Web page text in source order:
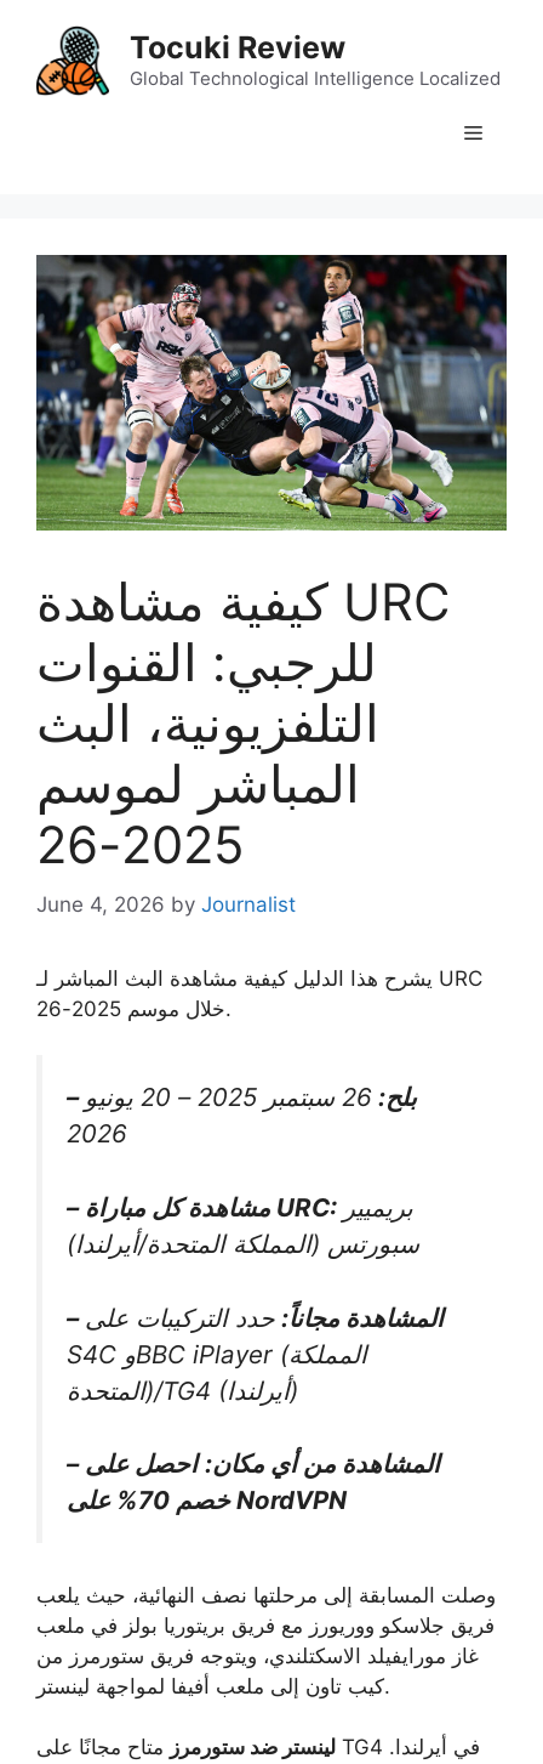
content
Tocuki Review
Global Technological Intelligence Localized
Menu
كيفية مشاهدة URC
للرجبي: القنوات
التلفزيونية، البث
المباشر لموسم
2025-26
June 4, 2026 by Journalist
يشرح هذا الدليل كيفية مشاهدة البث المباشر لـ URC
خلال موسم 2025-26.
– بلح:
26 سبتمبر 2025 – 20 يونيو
2026
– مشاهدة كل مباراة URC: بريميير
سبورتس (المملكة المتحدة/أيرلندا)
– المشاهدة مجاناً: حدد التركيبات على
S4C وBBC iPlayer (المملكة
المتحدة)/TG4 (أيرلندا)
– المشاهدة من أي مكان: احصل على
خصم 70% على NordVPN
وصلت المسابقة إلى مرحلتها نصف النهائية، حيث يلعب
فريق جلاسكو ووريورز مع فريق بريتوريا بولز في ملعب
غاز مورايفيلد الاسكتلندي، ويتوجه فريق ستورمرز من
كيب تاون إلى ملعب أفيفا لمواجهة لينستر.
لينستر ضد ستورمرز متاح مجانًا على TG4 في أيرلندا.